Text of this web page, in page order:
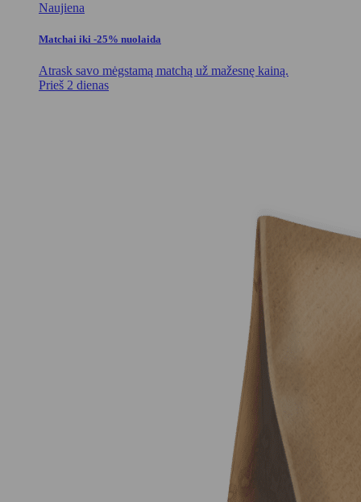
Naujiena
Matchai iki -25% nuolaida
Atrask savo mėgstamą matchą už mažesnę kainą.
Prieš 2 dienas